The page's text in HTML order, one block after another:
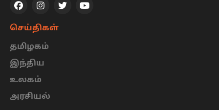
செய்திகள்
தமிழகம்
இந்திய
உலகம்
அரசியல்